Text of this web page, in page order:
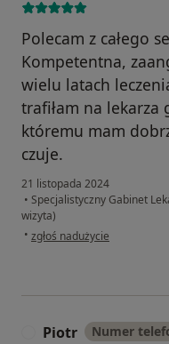
Polecam z całego
Kompetentna,
wielu latach
trafiłam na lekarza
któremu mam
czuje.
21 listopada 2024
• Specjalistyczny Gabinet
wizyta)
• w opinii użytkownika Pacjent
zgłoś nadużycie
Piotr Numer